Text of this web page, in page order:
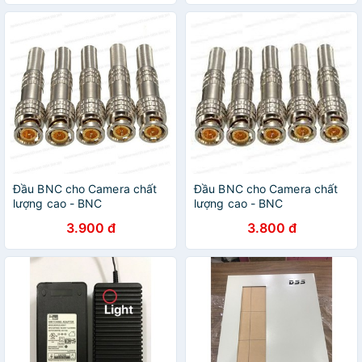
Đầu BNC cho Camera chất
lượng cao - BNC
3.900 đ
Đầu BNC cho Camera chất
lượng cao - BNC
3.800 đ